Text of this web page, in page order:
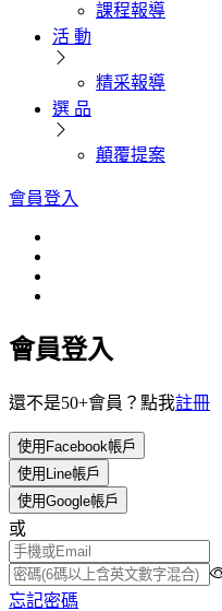
課程報導
活 動
精采報導
選 品
顛覆提案
會員登入
會員登入
還不是50+會員？點我註冊
使用Facebook帳戶
使用Line帳戶
使用Google帳戶
或
忘記密碼